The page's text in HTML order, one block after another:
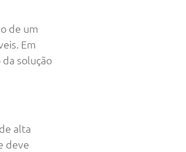
de um
Em
solução
alta
deve